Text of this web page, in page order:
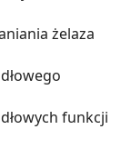
żelaza
funkcji